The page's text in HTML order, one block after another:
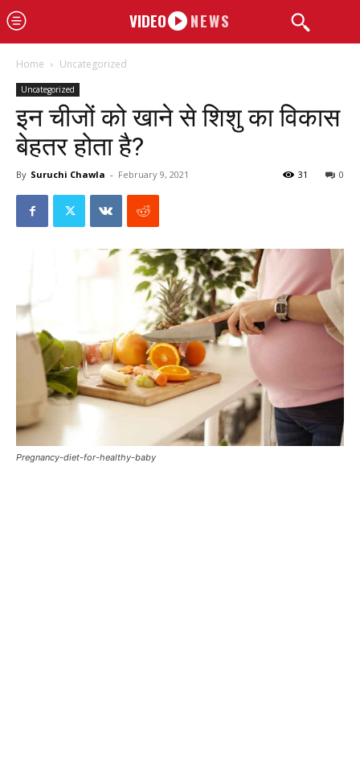
VIDEO NEWS
Home Uncategorized
Uncategorized
इन चीजों को खाने से शिशु का विकास
बेहतर होता है?
By Suruchi Chawla - February 9, 2021 0
31
Pregnancy-diet-for-healthy-baby